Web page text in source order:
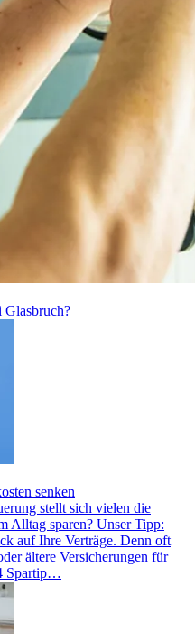
Glasbruch?
senken
stellt sich vielen die
Alltag sparen? Unser Tipp:
auf Ihre Verträge. Denn oft
ältere Versicherungen für
Spartip…